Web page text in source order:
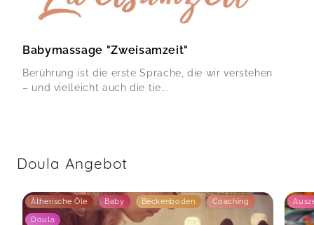
Babymassage "Zweisamzeit"
Berührung ist die erste Sprache, die wir verstehen
– und vielleicht auch die tie...
Doula Angebot
Ätherische Öle Baby Beckenboden Coaching
Doula